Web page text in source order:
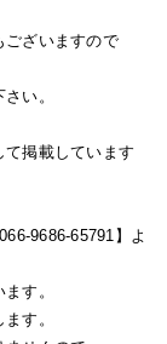
ございますので
い。
掲載しています
9686-65791】よ
す。
す。